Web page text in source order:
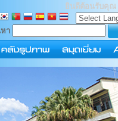
ยินดีต้อนรับคุณ
า